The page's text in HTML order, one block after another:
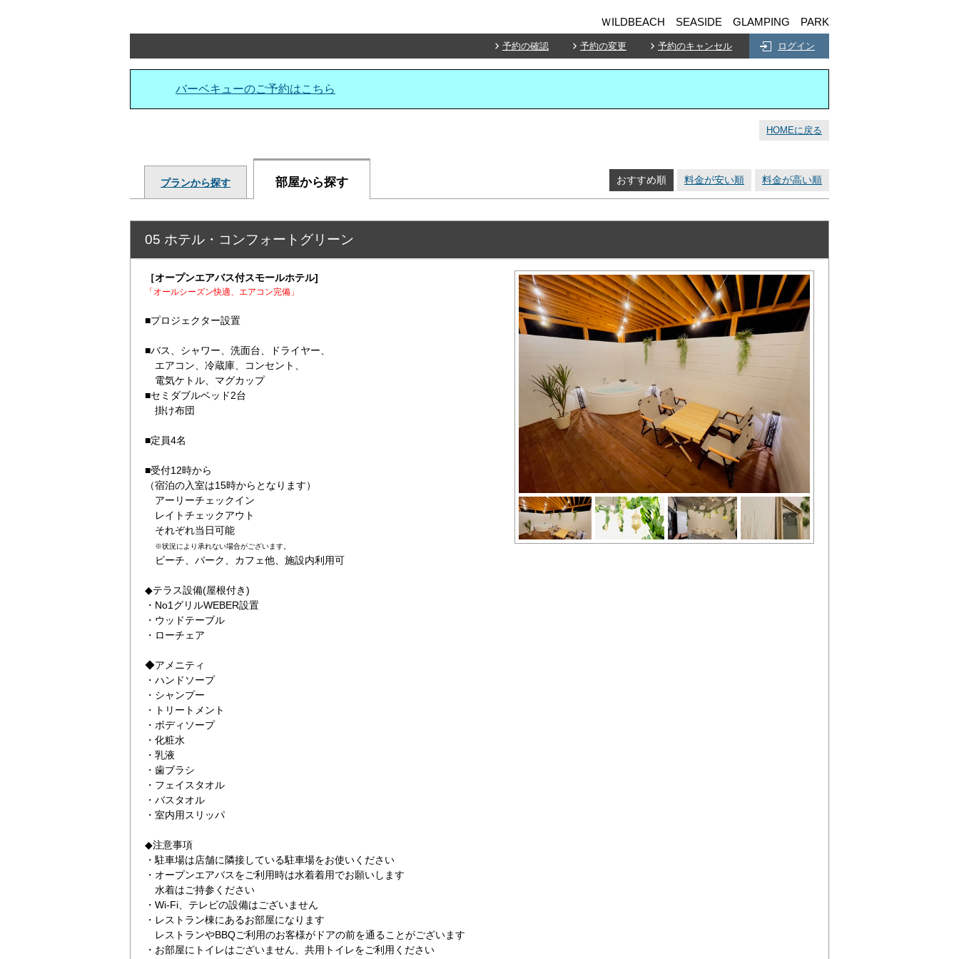
ＷILDBEACH SEASIDE GLAMPING PARK
予約の確認 予約の変更 予約のキャンセル ログイン
バーベキューのご予約はこちら
HOMEに戻る
プランから探す 部屋から探す おすすめ順 料金が安い順 料金が高い順
05 ホテル・コンフォートグリーン
［オープンエアバス付スモールホテル]
「オールシーズン快適、エアコン完備 」
■プロジェクター設置
■バス、シャワー、洗面台、ドライヤー、
エアコン、冷蔵庫、コンセント、
電気ケトル、マグカップ
■セミダブルベッド2台
掛け布団
■定員4名
■受付12時から
（宿泊の入室は15時からとなります）
アーリーチェックイン
レイトチェックアウト
それぞれ当日可能
※状況により承れない場合がございます。
ビーチ、パーク、カフェ他、施設内利用可
◆テラス設備(屋根付き)
・No1グリルWEBER設置
・ウッドテーブル
・ローチェア
◆アメニティ
・ハンドソープ
・シャンプー
・トリートメント
・ボディソープ
・化粧水
・乳液
・歯ブラシ
・フェイスタオル
・バスタオル
・室内用スリッパ
◆注意事項
・駐車場は店舗に隣接している駐車場をお使いください
・オープンエアバスをご利用時は水着着用でお願いします
水着はご持参ください
・Wi-Fi、テレビの設備はございません
・レストラン棟にあるお部屋になります
レストランやBBQご利用のお客様がドアの前を通ることがございます
・お部屋にトイレはございません、共用トイレをご利用ください